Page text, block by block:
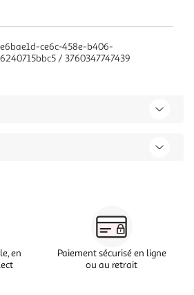
ce6c-458e-b406-
/ 3760347747439
en
Paiement sécurisé en ligne
ou au retrait